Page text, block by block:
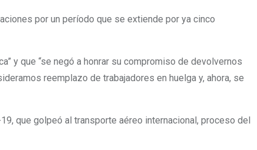
por un período que se extiende por ya cinco
y que “se negó a honrar su compromiso de devolvernos
reemplazo de trabajadores en huelga y, ahora, se
que golpeó al transporte aéreo internacional, proceso del